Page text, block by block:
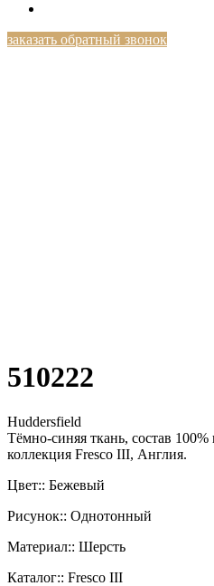
заказать обратный звонок
510222
Huddersfield
Тёмно-синяя ткань, состав 100%
коллекция Fresco III, Англия.
Цвет:: Бежевый
Рисунок:: Однотонный
Материал:: Шерсть
Каталог:: Fresco III